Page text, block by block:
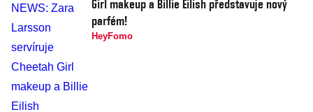
Girl makeup a Billie Eilish představuje nový
parfém!
HeyFomo